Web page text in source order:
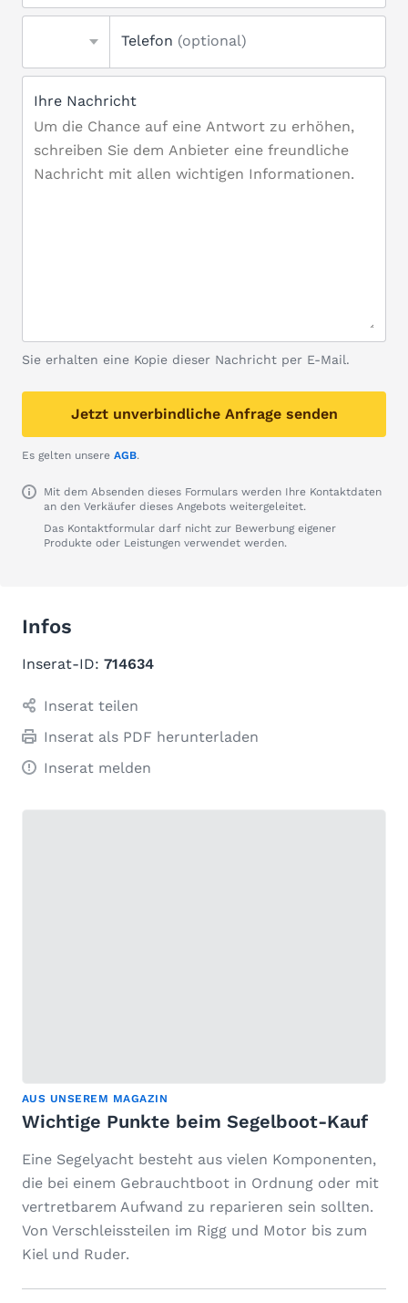
Telefon (optional)
Ihre Nachricht
Sie erhalten eine Kopie dieser Nachricht per E-Mail.
Jetzt unverbindliche Anfrage senden
Es gelten unsere AGB.
Mit dem Absenden dieses Formulars werden Ihre Kontaktdaten
an den Verkäufer dieses Angebots weitergeleitet.
Das Kontaktformular darf nicht zur Bewerbung eigener
Produkte oder Leistungen verwendet werden.
Infos
Inserat-ID: 714634
Inserat teilen
Inserat als PDF herunterladen
Inserat melden
AUS UNSEREM MAGAZIN
Wichtige Punkte beim Segelboot-Kauf
Eine Segelyacht besteht aus vielen Komponenten,
die bei einem Gebrauchtboot in Ordnung oder mit
vertretbarem Aufwand zu reparieren sein sollten.
Von Verschleissteilen im Rigg und Motor bis zum
Kiel und Ruder.